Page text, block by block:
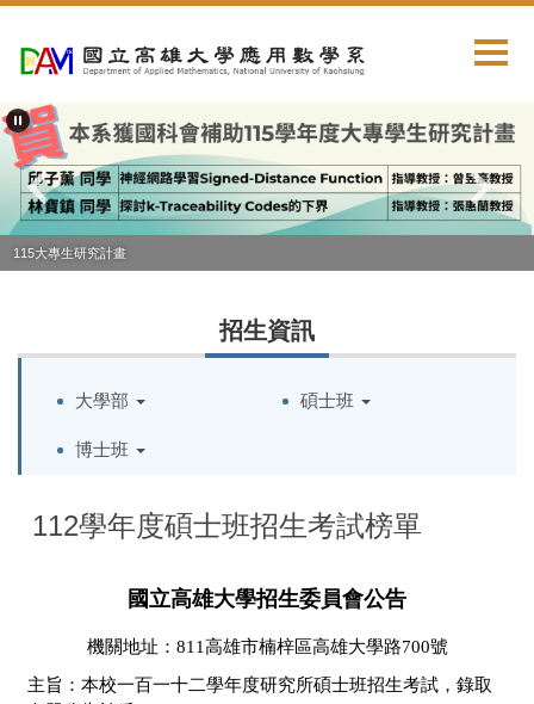
到
主
要
內
容
區
115大專生研究計畫
招生資訊
大學部 碩士班
博士班
112學年度碩士班招生考試榜單
國立高雄大學招生委員會公告
機關地址：811高雄市楠梓區高雄大學路700號
主旨：本校一百一十二學年度研究所碩士班招生考試，錄取